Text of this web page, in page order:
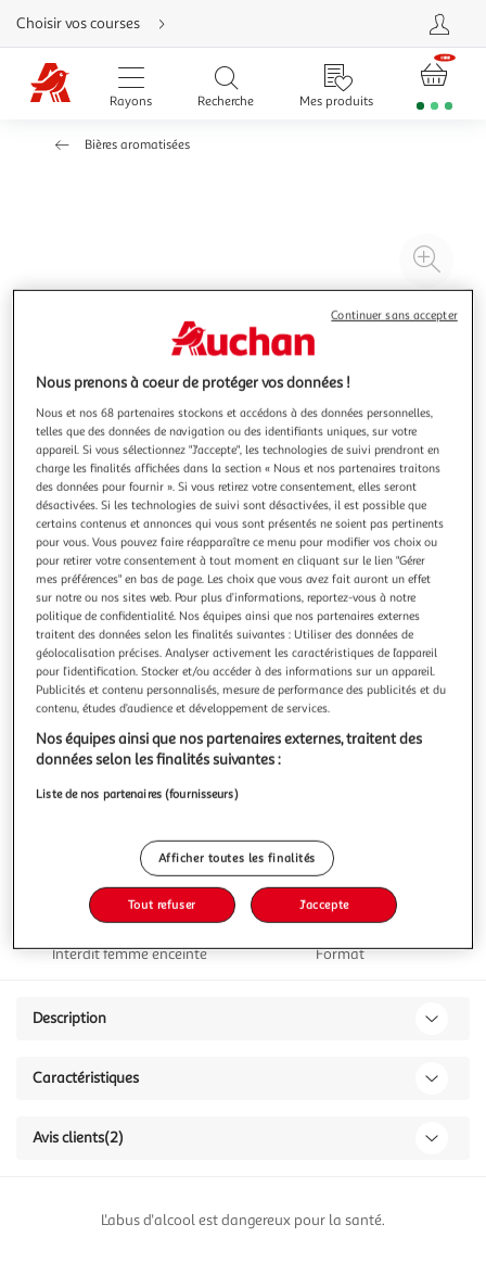
Aller
directement
au
contenu
Aller
directement
Aller
besoin
Choisir vos courses
Rayons Recherche Mes produits
Bières aromatisées
à
4.0 (2)
LICORNE
Bière rouge Slash aromatisée à la cerise 8% boîte
En bouche, l'attaque est sur l'acidité vite équilibrée par du
sucré. Une pétillance agréable et modérée qui amorce la
sensation de désaltération. Les arômes de cerise
continuent à se développer avec une petite sensation de
yaourt à la cerise et crème frangipane. Le sucré
En savoir +
50cl
Interdit femme enceinte Format
Description
Caractéristiques
Avis clients(2)
L'abus d'alcool est dangereux pour la santé.
Nous prenons à coeur de protéger vos données !
Nous et nos 68 partenaires stockons et accédons à des données personnelles,
telles que des données de navigation ou des identifiants uniques, sur votre
appareil. Si vous sélectionnez "J'accepte", les technologies de suivi prendront en
charge les finalités affichées dans la section « Nous et nos partenaires traitons
des données pour fournir ». Si vous retirez votre consentement, elles seront
désactivées. Si les technologies de suivi sont désactivées, il est possible que
certains contenus et annonces qui vous sont présentés ne soient pas pertinents
pour vous. Vous pouvez faire réapparaître ce menu pour modifier vos choix ou
pour retirer votre consentement à tout moment en cliquant sur le lien "Gérer
mes préférences" en bas de page. Les choix que vous avez fait auront un effet
sur notre ou nos sites web. Pour plus d’informations, reportez-vous à notre
politique de confidentialité. Nos équipes ainsi que nos partenaires externes
traitent des données selon les finalités suivantes : Utiliser des données de
géolocalisation précises. Analyser activement les caractéristiques de l’appareil
pour l’identification. Stocker et/ou accéder à des informations sur un appareil.
Publicités et contenu personnalisés, mesure de performance des publicités et du
contenu, études d’audience et développement de services.
Nos équipes ainsi que nos partenaires externes, traitent des
données selon les finalités suivantes :
Liste de nos partenaires (fournisseurs)
Afficher toutes les finalités
Tout refuser J'accepte
Continuer sans accepter